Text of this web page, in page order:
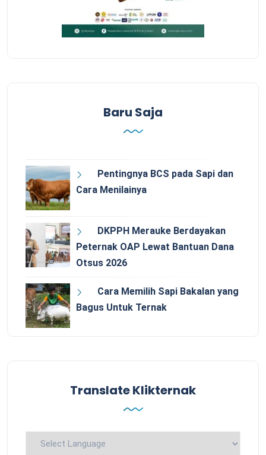
Baru Saja
Pentingnya BCS pada Sapi dan
Cara Menilainya
DKPPH Merauke Berdayakan
Peternak OAP Lewat Bantuan Dana
Otsus 2026
Cara Memilih Sapi Bakalan yang
Bagus Untuk Ternak
Translate Klikternak